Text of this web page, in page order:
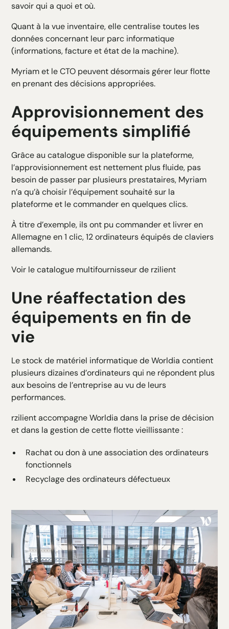
savoir qui a quoi et où.
Quant à la vue inventaire, elle centralise toutes les
données concernant leur parc informatique
(informations, facture et état de la machine).
Myriam et le CTO peuvent désormais gérer leur flotte
en prenant des décisions appropriées.
Approvisionnement des
équipements simplifié
Grâce au catalogue disponible sur la plateforme,
l’approvisionnement est nettement plus fluide, pas
besoin de passer par plusieurs prestataires, Myriam
n’a qu’à choisir l’équipement souhaité sur la
plateforme et le commander en quelques clics.
À titre d’exemple, ils ont pu commander et livrer en
Allemagne en 1 clic, 12 ordinateurs équipés de claviers
allemands.
Voir le catalogue multifournisseur de rzilient
Une réaffectation des
équipements en fin de
vie
Le stock de matériel informatique de Worldia contient
plusieurs dizaines d’ordinateurs qui ne répondent plus
aux besoins de l’entreprise au vu de leurs
performances.
rzilient accompagne Worldia dans la prise de décision
et dans la gestion de cette flotte vieillissante :
Rachat ou don à une association des ordinateurs
fonctionnels
Recyclage des ordinateurs défectueux